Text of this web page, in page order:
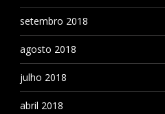
setembro 2018
agosto 2018
julho 2018
abril 2018